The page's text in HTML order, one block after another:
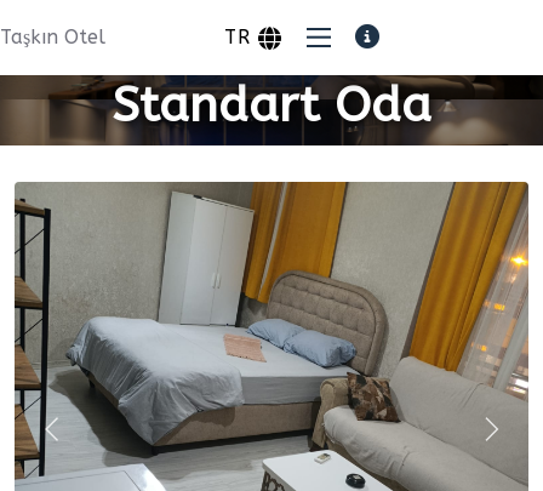
Taşkın Otel TR
Standart Oda